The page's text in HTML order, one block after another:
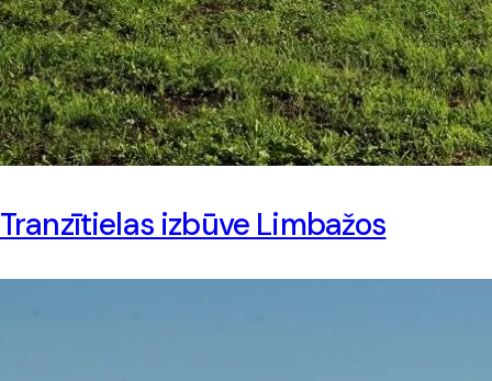
Tranzītielas izbūve Limbažos